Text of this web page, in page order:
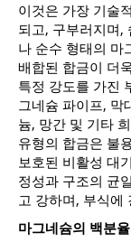
이것은 가장 기술
되고, 구부러지며,
나 순수 형태의 마
배합된 합금이 더
특정 강도를 가진
그네슘 파이프, 막
늄, 망간 및 기타
유형의 합금은 불
보호된 비활성 대
정성과 구조의 균
고 강하며, 부식에
마그네슘의 백분